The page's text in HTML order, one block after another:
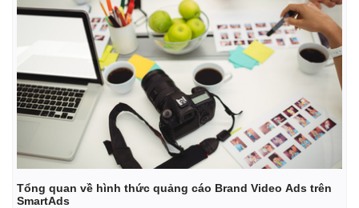
Tổng quan về hình thức quảng cáo Brand Video Ads trên
SmartAds